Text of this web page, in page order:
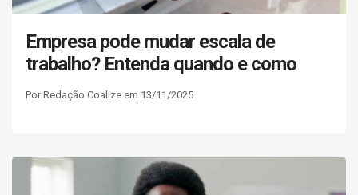
Empresa pode mudar escala de
trabalho? Entenda quando e como
Por Redação Coalize em 13/11/2025